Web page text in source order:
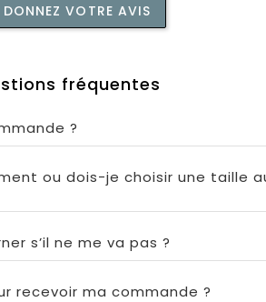
DONNEZ VOTRE AVIS
fréquentes
?
ou dois-je choisir une taille
s’il ne me va pas ?
recevoir ma commande ?